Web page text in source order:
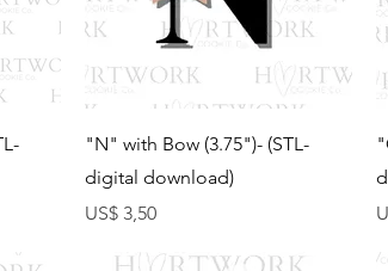
Visualização rápida
"N" with Bow (3.75")- (STL-
digital download)
Preço
US$ 3,50